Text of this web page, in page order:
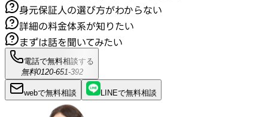
身元保証人の選び方がわからない
詳細の料金体系が知りたい
まずは話を聞いてみたい
電話で無料相談する
無料0120-651-392
webで無料相談 LINEで無料相談